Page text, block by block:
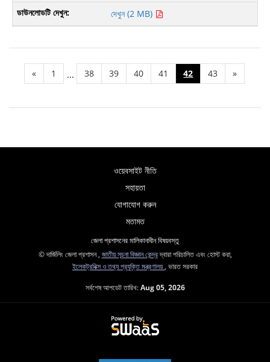
দেখুন (2 MB)
« 1 ... 38 39 40 41 42 43 »
ওয়েবসাইট নীতি
সহায়তা
যোগাযোগ করুন
মতামত
জেলা প্রশাসনের মালিকানাধীন বিষয়বস্তু
© দার্জিলিং জেলা প্রশাসন , জাতীয় সূচনা বিজ্ঞান কেন্দ্রদ্বারা পরিচালিত এবং হোস্ট করা,
ইলেকট্রনিক্স ও তথ্য প্রযুক্তি মন্ত্রণালয় , ভারত সরকার
সর্বশেষ আপডেট তারিখ:Aug 05, 2026